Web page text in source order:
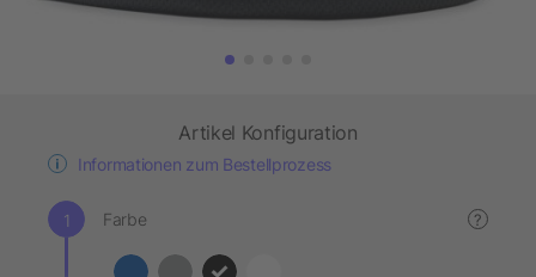
Artikel Konfiguration
Informationen zum Bestellprozess
Farbe ?